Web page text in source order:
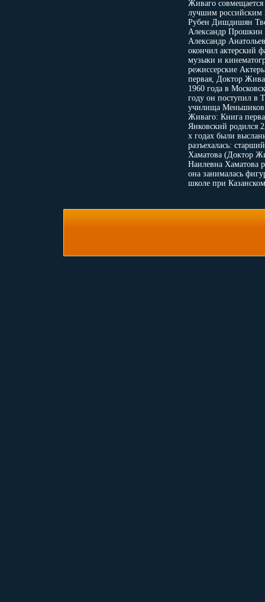
Живаго
лучшим российским
Рубен Дишдишян
Александр Прошкин
Александр
окончил актерский
музыки и
режиссерские
первая, Доктор
1960 года в
году он поступил в
училища Меньшиков
Живаго: Книга
Янковский родился
х годах были
разъехалась:
Хаматова (Доктор
Наилевна Хаматова
она занималась
школе при